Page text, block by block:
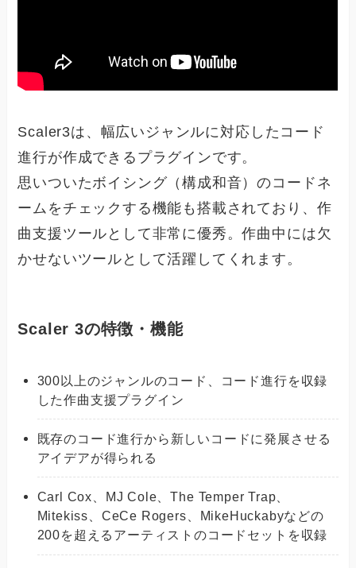
Scaler3は、幅広いジャンルに対応したコード
進行が作成できるプラグインです。
思いついたボイシング（構成和音）のコードネ
ームをチェックする機能も搭載されており、作
曲支援ツールとして非常に優秀。作曲中には欠
かせないツールとして活躍してくれます。
Scaler 3の特徴・機能
300以上のジャンルのコード、コード進行を収録
した作曲支援プラグイン
既存のコード進行から新しいコードに発展させる
アイデアが得られる
Carl Cox、MJ Cole、The Temper Trap、
Mitekiss、CeCe Rogers、MikeHuckabyなどの
200を超えるアーティストのコードセットを収録